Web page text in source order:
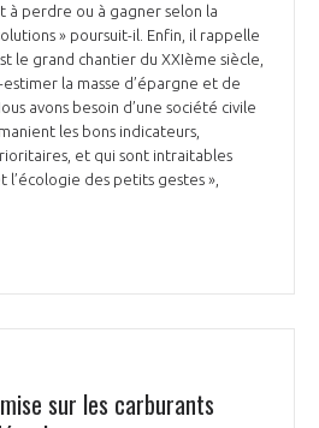
à perdre ou à gagner selon la
» poursuit-il. Enfin, il rappelle
le grand chantier du XXIème siècle,
estimer la masse d’épargne et de
avons besoin d’une société civile
les bons indicateurs,
et qui sont intraitables
l’écologie des petits gestes »,
sur les carburants